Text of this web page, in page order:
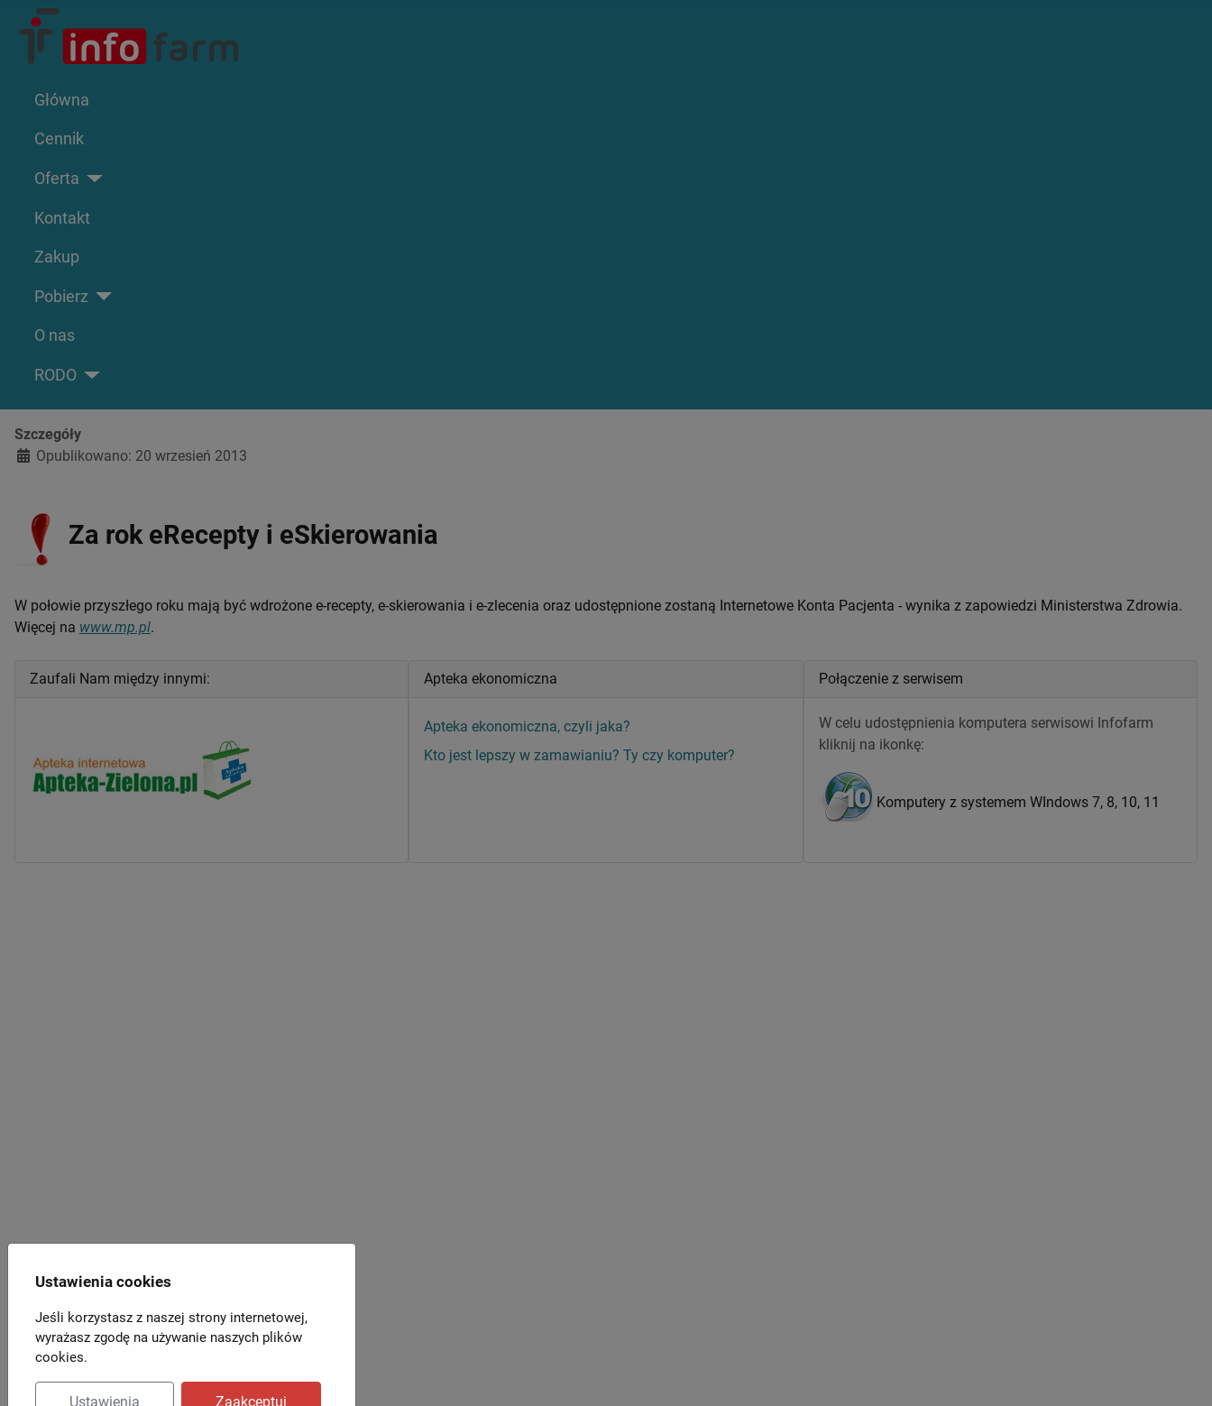
Główna
Cennik
Oferta
Kontakt
Zakup
Pobierz
O nas
RODO
Szczegóły
Opublikowano: 20 wrzesień 2013
Za rok eRecepty i eSkierowania
W połowie przyszłego roku mają być wdrożone e-recepty, e-skierowania i e-zlecenia oraz udostępnione zostaną Internetowe Konta Pacjenta - wynika z zapowiedzi Ministerstwa Zdrowia.
Więcej na www.mp.pl.
Zaufali Nam między innymi: Apteka ekonomiczna
Apteka ekonomiczna, czyli jaka?
Kto jest lepszy w zamawianiu? Ty czy komputer?
Połączenie z serwisem
W celu udostępnienia komputera serwisowi Infofarm
kliknij na ikonkę:
Komputery z systemem WIndows 7, 8, 10, 11
Ustawienia cookies
Jeśli korzystasz z naszej strony internetowej,
wyrażasz zgodę na używanie naszych plików
cookies.
Ustawienia Zaakceptuj